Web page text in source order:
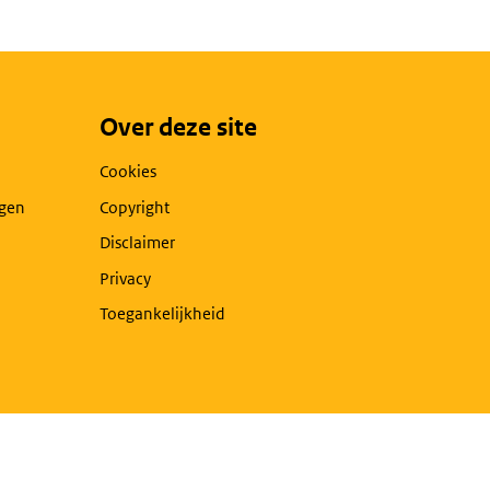
Over deze site
Cookies
Copyright
Disclaimer
Privacy
Toegankelijkheid